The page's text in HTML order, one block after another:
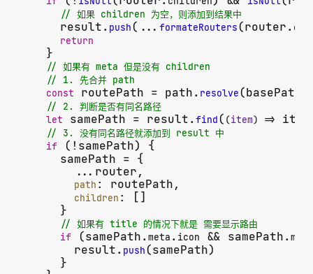
// 如果 children 为空，则添加到结果中
      result.
push(... formateRouters(router.
return
    }
// 如果有 meta 但是没有 children
// 1. 先合并 path
const
routePath = path. resolve
// 2. 判断是否有同名路径
let
samePath = result.find( (item) =>
// 3. 没有同名路径就添加到 result 中
if
(!samePath) {
      samePath = {
        ...router,
path : routePath,
children : []
      }
// 如果有 title 的情况下就是 需要显示路由
if
(samePath.meta . icon && samePath.meta
        result.
push(samePath)
      }